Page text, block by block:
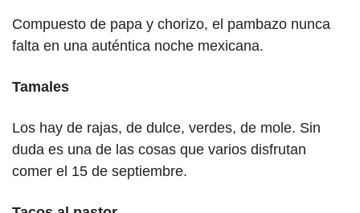
Compuesto de papa y chorizo, el pambazo nunca
falta en una auténtica noche mexicana.
Tamales
Los hay de rajas, de dulce, verdes, de mole. Sin
duda es una de las cosas que varios disfrutan
comer el 15 de septiembre.